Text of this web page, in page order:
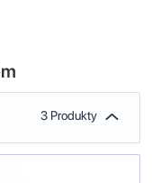
3 Produkty